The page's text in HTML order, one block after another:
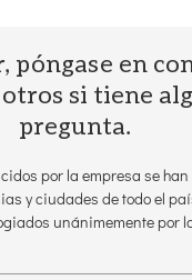
póngase en
si tiene
pregunta.
por la empresa se
y ciudades de todo el
unánimemente por